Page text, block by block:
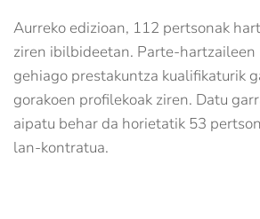
Aurreko edizioan, 112 pertsonak
ziren ibilbideetan. Parte-
gehiago prestakuntza kualifikaturik
gorakoen profilekoak ziren. Datu
aipatu behar da horietatik 53
lan-kontratua.